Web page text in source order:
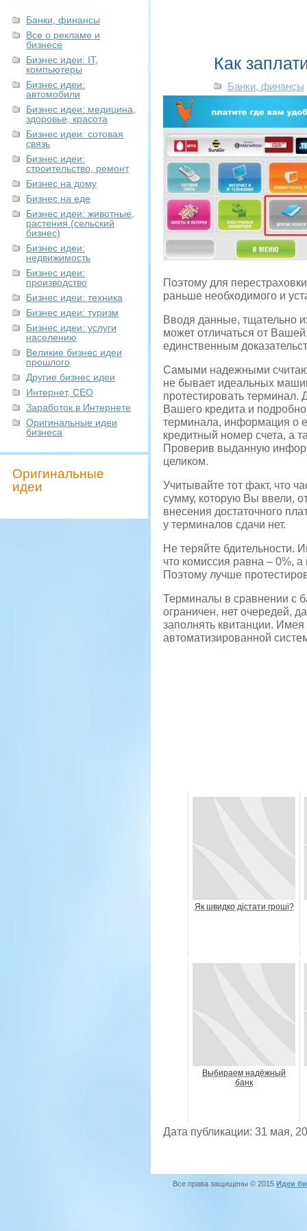
Банки, финансы
Все о рекламе и
бизнесе
Бизнес идеи: IT,
компьютеры
Бизнес идеи:
автомобили
Бизнес идеи: медицина,
здоровье, красота
Бизнес идеи: сотовая
связь
Бизнес идеи:
строительство, ремонт
Бизнес на дому
Бизнес на еде
Бизнес идеи: животные,
растения (сельский
бизнес)
Бизнес идеи:
недвижимость
Бизнес идеи:
производство
Бизнес идеи: техника
Бизнес идеи: туризм
Бизнес идеи: услуги
населению
Великие бизнес идеи
прошлого
Другие бизнес идеи
Интернет, СЕО
Заработок в Интернете
Оригинальные идеи
бизнеса
Оригинальные
идеи
Как
Банки, финансы
Поэтому для
раньше необходимого и
Вводя данные, тщательно
может отличаться от
единственным
Самыми надежными
не бывает идеальных
протестировать
Вашего кредита и
терминала, информация о
кредитный номер счета, а
Проверив выданную
целиком.
Учитывайте тот факт, что
сумму, которую Вы ввели,
внесения достаточного
у терминалов сдачи нет.
Не теряйте бдительности.
что комиссия равна – 0%, а
Поэтому лучше
Терминалы в сравнении с
ограничен, нет очередей,
заполнять квитанции.
автоматизированной
Як швидко дістати гроші?
Выбираем надёжный
банк
Дата публикации: 31 мая,
Все права защищены © 2015 Идеи